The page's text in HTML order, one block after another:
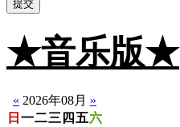
提交
★音乐版★
« 2026年08月 »
日 一二三 四 五六